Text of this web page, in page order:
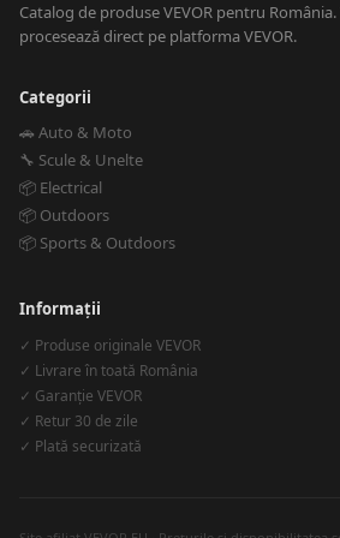
Catalog de produse VEVOR pentru
procesează direct pe platforma VEVOR.
Categorii
🚗 Auto & Moto
🔧 Scule & Unelte
📦 Electrical
📦 Outdoors
📦 Sports & Outdoors
Informații
✓ Produse originale VEVOR
✓ Livrare în toată România
✓ Garanție VEVOR
✓ Retur 30 de zile
✓ Plată securizată